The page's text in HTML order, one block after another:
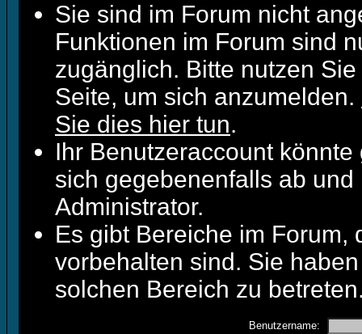
Sie sind im Forum nicht
Funktionen im Forum sind
zugänglich. Bitte nutzen
Seite, um sich anzumelden.
Sie dies hier tun.
Ihr Benutzeraccount
sich gegebenenfalls ab
Administrator.
Es gibt Bereiche im Forum,
vorbehalten sind. Sie
solchen Bereich zu
Benutzername: